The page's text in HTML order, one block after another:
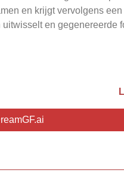
en krijgt vervolgens
en gegenereerde